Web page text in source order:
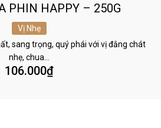
PHIN HAPPY – 250G
Vị Nhẹ
sang trọng, quý phái với vị đắng chát
nhẹ, chua…
106.000₫